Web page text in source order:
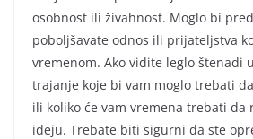
osobnost ili živahnost. Moglo bi
poboljšavate odnos ili prijateljstva
vremenom. Ako vidite leglo štenadi
trajanje koje bi vam moglo trebati
ili koliko će vam vremena trebati da
ideju. Trebate biti sigurni da ste